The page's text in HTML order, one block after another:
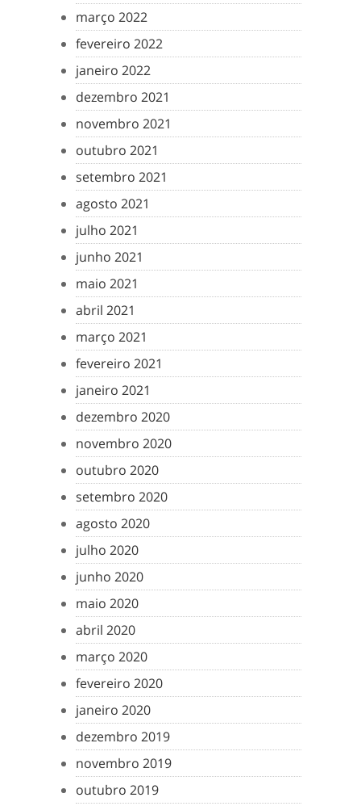
março 2022
fevereiro 2022
janeiro 2022
dezembro 2021
novembro 2021
outubro 2021
setembro 2021
agosto 2021
julho 2021
junho 2021
maio 2021
abril 2021
março 2021
fevereiro 2021
janeiro 2021
dezembro 2020
novembro 2020
outubro 2020
setembro 2020
agosto 2020
julho 2020
junho 2020
maio 2020
abril 2020
março 2020
fevereiro 2020
janeiro 2020
dezembro 2019
novembro 2019
outubro 2019